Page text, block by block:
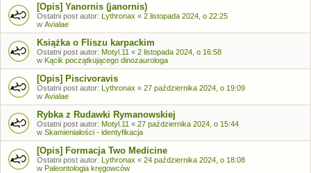
[Opis] Yanornis (janornis)
Ostatni post autor: Lythronax « 2 listopada 2024, o 22:25
w Avialae
Książka o Fliszu karpackim
Ostatni post autor: Motyl.11 « 2 listopada 2024, o 16:58
w Kącik początkującego dinozaurologa
[Opis] Piscivoravis
Ostatni post autor: Lythronax « 27 października 2024, o 19:09
w Avialae
Rybka z Rudawki Rymanowskiej
Ostatni post autor: Motyl.11 « 27 października 2024, o 15:44
w Skamieniałości - identyfikacja
[Opis] Formacja Two Medicine
Ostatni post autor: Lythronax « 24 października 2024, o 18:08
w Paleontologia kręgowców